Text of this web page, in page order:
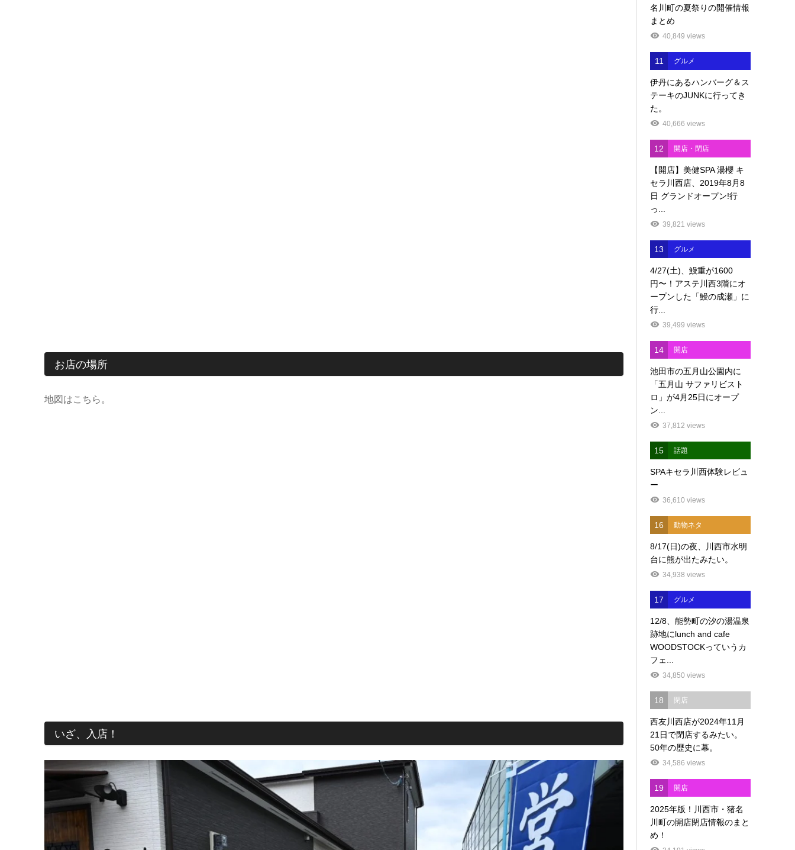
お店の場所
地図はこちら。
いざ、入店！
名川町の夏祭りの開催情報
まとめ
40,849 views
11 グルメ
伊丹にあるハンバーグ＆ス
テーキのJUNKに行ってき
た。
40,666 views
12 開店・閉店
【開店】美健SPA 湯櫻 キ
セラ川西店、2019年8月8
日 グランドオープン!行
っ...
39,821 views
13 グルメ
4/27(土)、鰻重が1600
円〜！アステ川西3階にオ
ープンした「鰻の成瀬」に
行...
39,499 views
14 開店
池田市の五月山公園内に
「五月山 サファリビスト
ロ」が4月25日にオープ
ン...
37,812 views
15 話題
SPAキセラ川西体験レビュ
ー
36,610 views
16 動物ネタ
8/17(日)の夜、川西市水明
台に熊が出たみたい。
34,938 views
17 グルメ
12/8、能勢町の汐の湯温泉
跡地にlunch and cafe
WOODSTOCKっていうカ
フェ...
34,850 views
18 閉店
西友川西店が2024年11月
21日で閉店するみたい。
50年の歴史に幕。
34,586 views
19 開店
2025年版！川西市・猪名
川町の開店閉店情報のまと
め！